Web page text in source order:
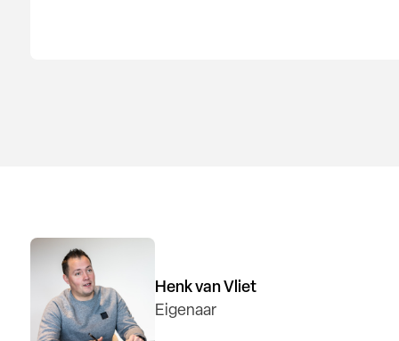
Henk van Vliet
Eigenaar